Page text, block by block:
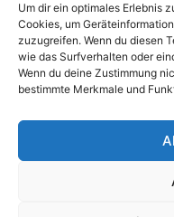
Um dir ein optimales Erlebnis
Cookies, um
zuzugreifen. Wenn du diesen
wie das Surfverhalten oder
Wenn du deine Zustimmung
bestimmte Merkmale und